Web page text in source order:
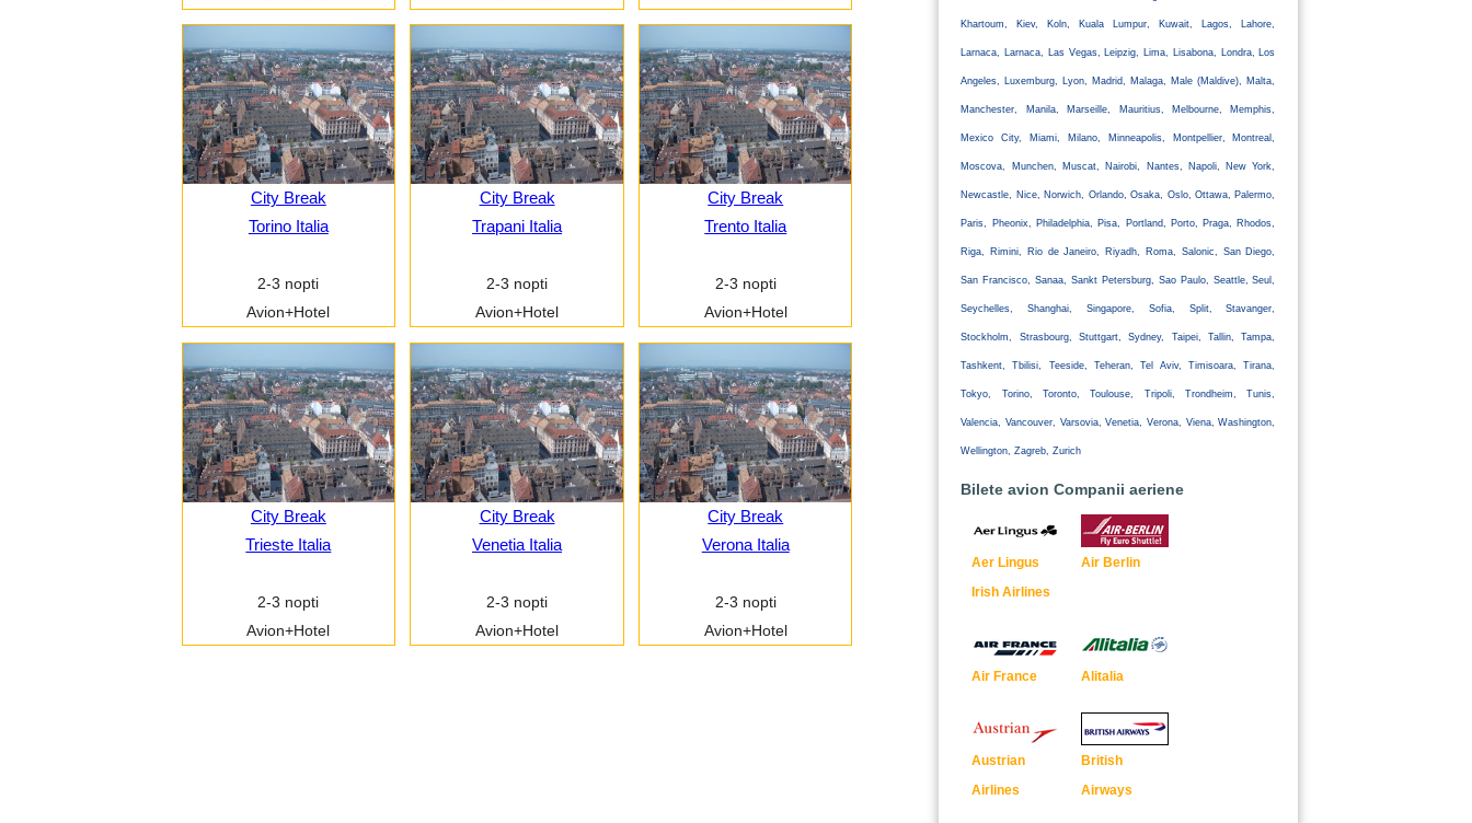
City Break
Torino Italia
2-3 nopti
Avion+Hotel
City Break
Trapani Italia
2-3 nopti
Avion+Hotel
City Break
Trento Italia
2-3 nopti
Avion+Hotel
City Break
Trieste Italia
2-3 nopti
Avion+Hotel
City Break
Venetia Italia
2-3 nopti
Avion+Hotel
City Break
Verona Italia
2-3 nopti
Avion+Hotel
Khartoum, Kiev, Koln, Kuala Lumpur, Kuwait, Lagos, Lahore,
Larnaca, Larnaca, Las Vegas, Leipzig, Lima, Lisabona, Londra, Los
Angeles, Luxemburg, Lyon, Madrid, Malaga, Male (Maldive), Malta,
Manchester, Manila, Marseille, Mauritius, Melbourne, Memphis,
Mexico City, Miami, Milano, Minneapolis, Montpellier, Montreal,
Moscova, Munchen, Muscat, Nairobi, Nantes, Napoli, New York,
Newcastle, Nice, Norwich, Orlando, Osaka, Oslo, Ottawa, Palermo,
Paris, Pheonix, Philadelphia, Pisa, Portland, Porto, Praga, Rhodos,
Riga, Rimini, Rio de Janeiro, Riyadh, Roma, Salonic, San Diego,
San Francisco, Sanaa, Sankt Petersburg, Sao Paulo, Seattle, Seul,
Seychelles, Shanghai, Singapore, Sofia, Split, Stavanger,
Stockholm, Strasbourg, Stuttgart, Sydney, Taipei, Tallin, Tampa,
Tashkent, Tbilisi, Teeside, Teheran, Tel Aviv, Timisoara, Tirana,
Tokyo, Torino, Toronto, Toulouse, Tripoli, Trondheim, Tunis,
Valencia, Vancouver, Varsovia, Venetia, Verona, Viena, Washington,
Wellington, Zagreb, Zurich
Bilete avion Companii aeriene
Aer Lingus
Irish Airlines
Air Berlin
Air France Alitalia
Austrian
Airlines
British
Airways